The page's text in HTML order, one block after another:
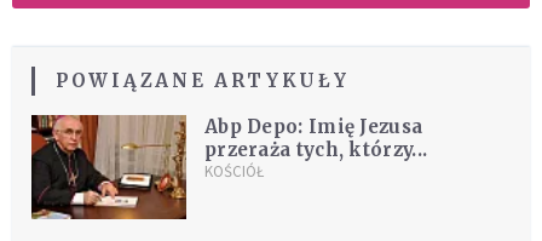
POWIĄZANE ARTYKUŁY
Abp Depo: Imię Jezusa
przeraża tych, którzy...
KOŚCIÓŁ